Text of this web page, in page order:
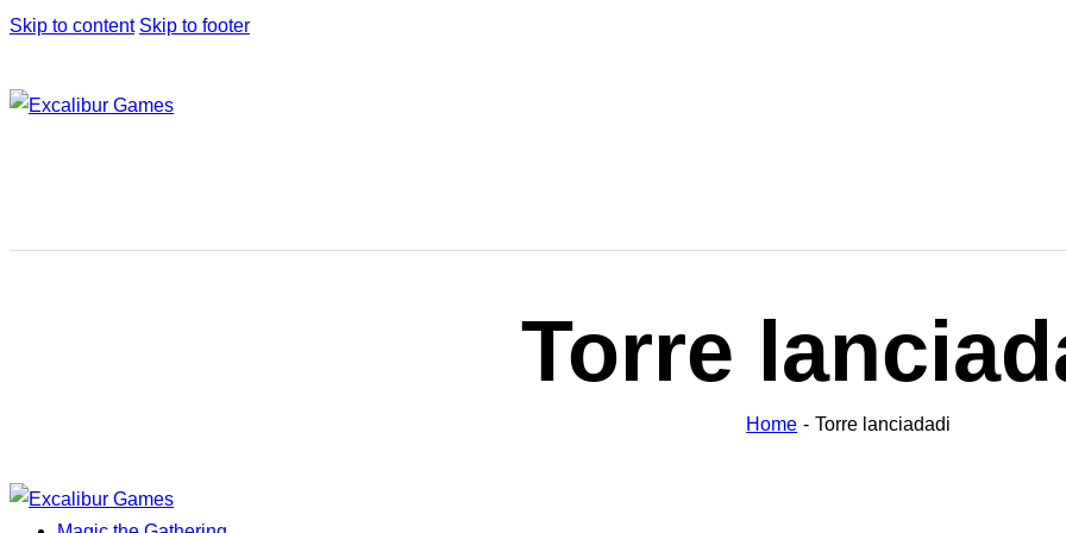
Skip to content Skip to footer
Torre
Home Torre lanciadadi